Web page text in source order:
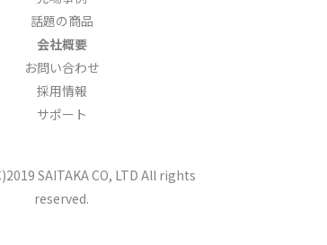
話題の商品
会社概要
お問い合わせ
採用情報
サポート
SAITAKA CO, LTD All rights
reserved.